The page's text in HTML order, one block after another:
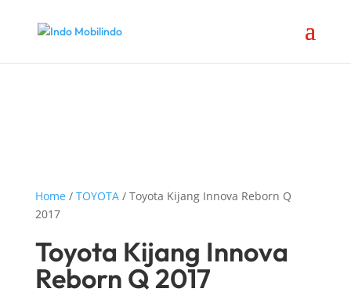
Home/ TOYOTA/ Toyota Kijang Innova Reborn Q
2017
Toyota Kijang Innova
Reborn Q 2017